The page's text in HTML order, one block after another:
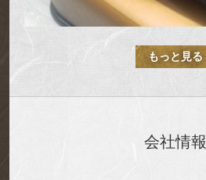
もっと見る
会社情報